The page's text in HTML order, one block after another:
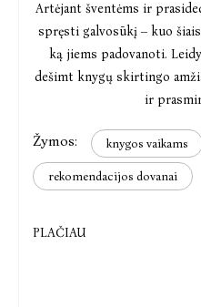
Artėjant šventėms ir
spręsti galvosūkį – kuo
ką jiems padovanoti.
dešimt knygų skirtingo
ir
Žymos: knygos vaikams
rekomendacijos dovanai
PLAČIAU